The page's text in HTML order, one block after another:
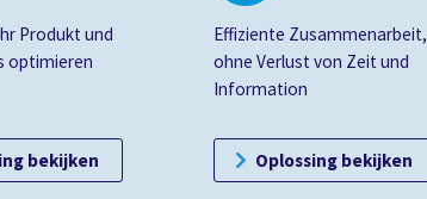
Produkt und
optimieren
bekijken
Effiziente Zusammenarbeit,
ohne Verlust von Zeit und
Information
Oplossing bekijken